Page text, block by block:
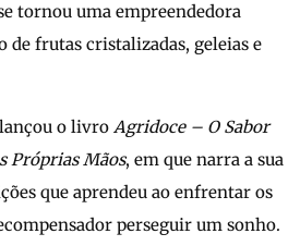
tornou uma empreendedora
de frutas cristalizadas, geleias e
o livro Agridoce – O Sabor
Próprias Mãos, em que narra a sua
que aprendeu ao enfrentar os
perseguir um sonho.